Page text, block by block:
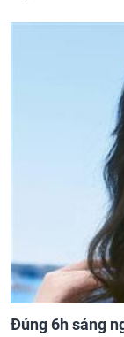
Đúng 6h sáng